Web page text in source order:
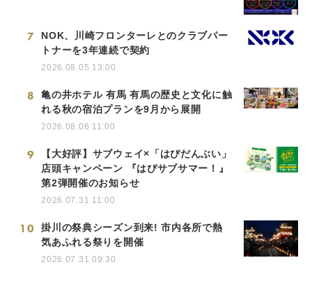
7
NOK、川崎フロンターレとのクラブパー
トナーを3年連続で契約
2026.08.05 13:00
8
亀の井ホテル 有馬 有馬の歴史と文化に触
れる秋の宿泊プランを9月から展開
2026.08.06 11:00
9
【大好評】サブウェイ×「はぴだんぶい」
店頭キャンペーン 『はぴサブサマー！』
第2弾開催のお知らせ
2026.07.31 11:00
10
掛川の祭典シーズン到来! 市内各所で熱
気あふれる祭りを開催
2026.07.31 09:30